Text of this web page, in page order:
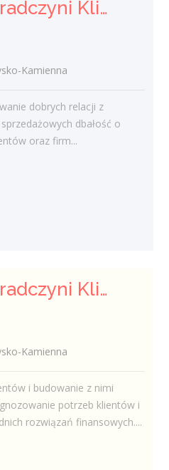
Doradca / Doradczyni Klienta (bankowość)
Kamienna
dobrych relacji z
dbałość o
oraz firm...
Doradca / Doradczyni Klienta – branża finansowa
Kamienna
i budowanie z nimi
potrzeb klientów i
rozwiązań finansowych....